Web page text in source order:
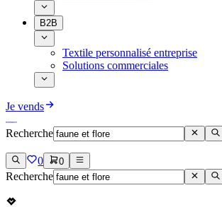
B2B
Textile personnalisé entreprise
Solutions commerciales
Je vends
Recherche
0 0
Recherche